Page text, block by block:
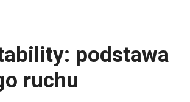
podstawa
ruchu